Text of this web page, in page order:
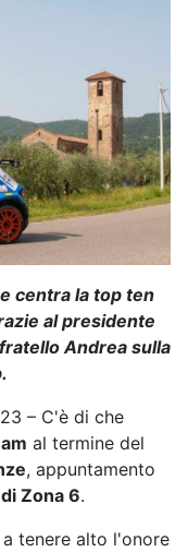
centra la top ten
al presidente
Andrea sulla
– C'è di che
al termine del
, appuntamento
Zona 6.
tenere alto l'onore